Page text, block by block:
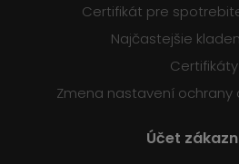
Certifikát pre
Najčastejšie
Certifikáty
Zmena nastavení ochrany
Účet